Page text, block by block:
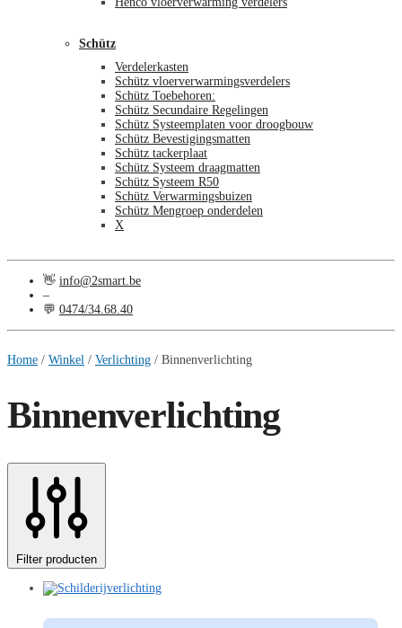
Schütz
Verdelerkasten
Schütz vloerverwarmingsverdelers
Schütz Toebehoren:
Schütz Secundaire Regelingen
Schütz Systeemplaten voor droogbouw
Schütz Bevestigingsmatten
Schütz tackerplaat
Schütz Systeem draagmatten
Schütz Systeem R50
Schütz Verwarmingsbuizen
Schütz Mengroep onderdelen
X
👋 info@2smart.be
–
💬 0474/34.68.40
Home / Winkel / Verlichting / Binnenverlichting
Binnenverlichting
Filter producten